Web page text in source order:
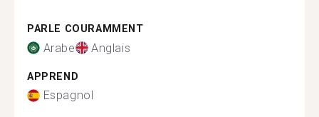
PARLE COURAMMENT
Arabe Anglais
APPREND
Espagnol